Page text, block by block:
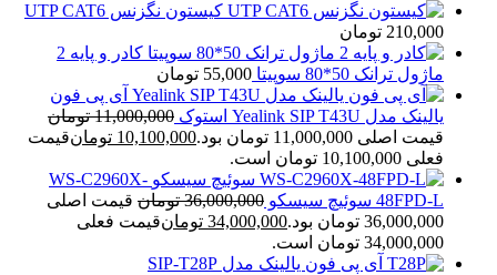
کیستون نگزنس UTP CAT6
210,000 تومان
کادر و پایه 2
ماژول ترانک 50*80 سوپیتا
55,000 تومان
آی پی فون
یالینک مدل Yealink SIP T43U استوک
11,000,000 تومان
قیمت اصلی 11,000,000 تومان بود.
10,100,000 تومانقیمت
فعلی 10,100,000 تومان است.
WS-C2960X-
48FPD-L سوئیچ سیسکو
36,000,000 تومان قیمت اصلی
36,000,000 تومان بود.
34,000,000 تومانقیمت فعلی
34,000,000 تومان است.
آی پی فون یالینک مدل SIP-T28P